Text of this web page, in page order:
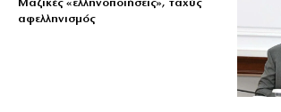
Μαζικές «ελληνοποιήσεις», ταχύς
αφελληνισμός